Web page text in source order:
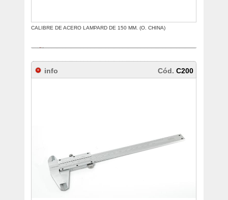
CALIBRE DE ACERO LAMPARD DE 150 MM. (O. CHINA)
info Cód.C200